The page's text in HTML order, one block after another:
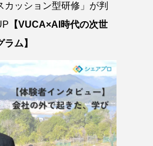
カッション型研修」が判
【VUCA×AI時代の次世
ム】